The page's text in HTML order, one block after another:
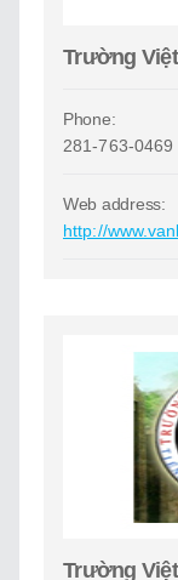
Trường
Phone:
281-763-0469
Web address:
http://
Trường